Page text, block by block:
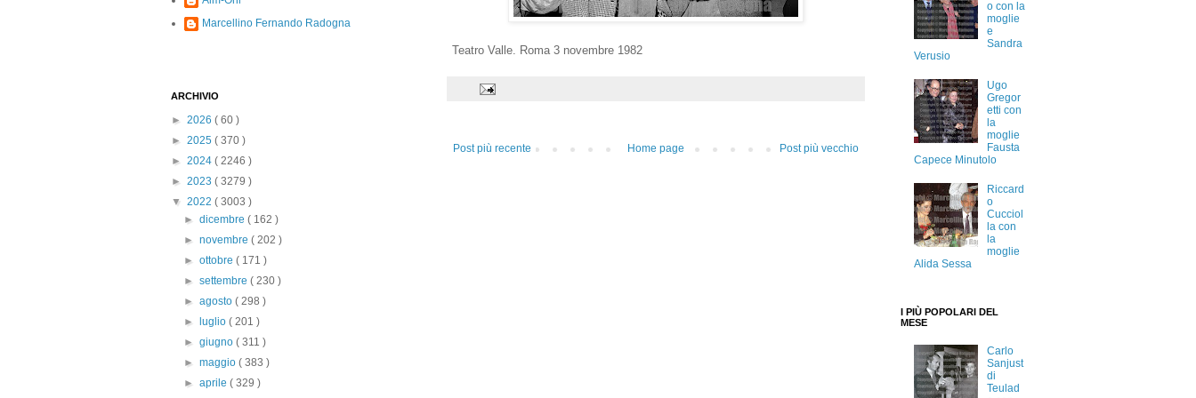
Teatro Valle. Roma 3 novembre 1982
Post più recente Post più vecchio
Home page
Marcellino Fernando Radogna
ARCHIVIO
► 2026 ( 60 )
► 2025 ( 370 )
► 2024 ( 2246 )
► 2023 ( 3279 )
▼ 2022 ( 3003 )
►dicembre( 162 )
►novembre( 202 )
►ottobre( 171 )
►settembre( 230 )
►agosto( 298 )
►
luglio( 201 )
►giugno( 311 )
►maggio( 383 )
►aprile( 329 )
o con la
moglie
e
Sandra
Verusio
Ugo
Gregor
etti con
la
moglie
Fausta
Capece Minutolo
Riccard
o
Cucciol
la con
la
moglie
Alida Sessa
I PIÙ POPOLARI DEL
MESE
Carlo
Sanjust
di
Teulad